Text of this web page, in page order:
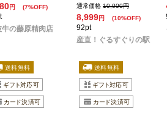
円 (7%OFF)
牛の藤原精肉店
通常価格 10,000円
8,999円 (10%OFF)
92pt
産直！ぐるすぐりの駅